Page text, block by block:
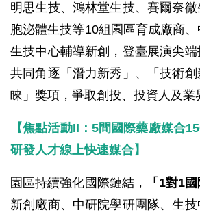
明思生技、鴻林堂生技、賽爾奈微
胞泌體生技等10組園區育成廠商、
生技中心輔導新創，登臺展演尖端
共同角逐「潛力新秀」、「技術
睞」獎項，爭取創投、投資人及業
【焦點活動II：5間國際藥廠媒合
研發人才線上快速媒合】
園區持續強化國際鏈結， 「1對1
新創廠商、中研院學研團隊、生